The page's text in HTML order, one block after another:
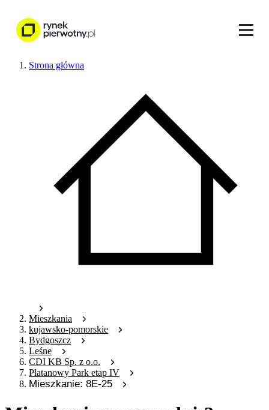
Strona główna
Mieszkania
kujawsko-pomorskie
Bydgoszcz
Leśne
CDI KB Sp. z o.o.
Platanowy Park etap IV
Mieszkanie: 8E-25